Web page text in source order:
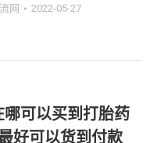
网 2022-05-27
可以买到打胎药
好可以货到付款